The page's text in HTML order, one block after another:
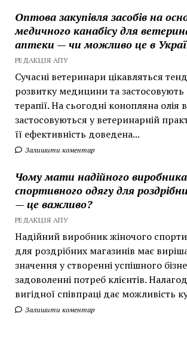
Оптова закупівля засобів на
медичного канабісу для
аптеки — чи можливо це в
РЕДАКЦІЯ АПУ
Сучасні ветеринари цікавляться
розвитку медицини та
терапії. На сьогодні конопляна олія
застосовуються у ветеринарній
її ефективність доведена...
Залишити коментар
Чому мати надійного
спортивного одягу для
— це важливо?
РЕДАКЦІЯ АПУ
Надійний виробник жіночого
для роздрібних магазинів має
значення у створенні успішного
задоволенні потреб клієнтів.
вигідної співпраці дає можливість
Залишити коментар